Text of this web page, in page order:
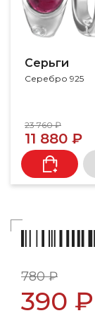
Серьги
Серебро 925
23 760 ₽
11 880 ₽
780 ₽
390 ₽